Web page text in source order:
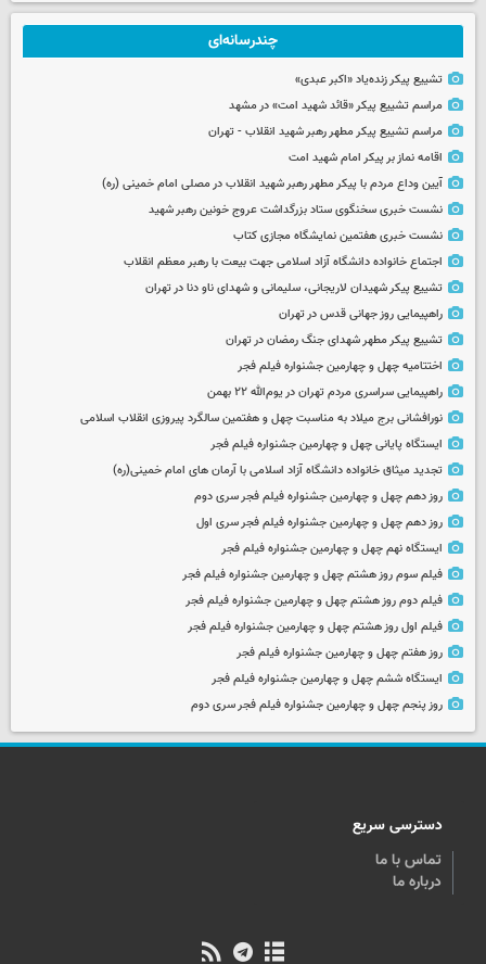
چندرسانه‌ای
تشییع پیکر زنده‌یاد «اکبر عبدی»
مراسم تشییع پیکر «قائد شهید امت» در مشهد
مراسم تشییع پیکر مطهر رهبر شهید انقلاب - تهران
اقامه نماز بر پیکر امام شهید امت
آیین وداع مردم با پیکر مطهر رهبر شهید انقلاب در مصلی امام خمینی (ره)
نشست خبری سخنگوی ستاد بزرگداشت عروج خونین رهبر شهید
نشست خبری هفتمین نمایشگاه مجازی کتاب
اجتماع خانواده دانشگاه آزاد اسلامی جهت بیعت با رهبر معظم انقلاب
تشییع پیکر شهیدان لاریجانی، سلیمانی و شهدای ناو دنا در تهران
راهپیمایی روز جهانی قدس در تهران
تشییع پیکر مطهر شهدای جنگ رمضان در تهران
اختتامیه چهل و چهارمین جشنواره فیلم فجر
راهپیمایی سراسری مردم تهران در یوم‌الله ۲۲ بهمن
نورافشانی برج میلاد به مناسبت چهل‌ و هفتمین سالگرد پیروزی انقلاب اسلامی
ایستگاه پایانی چهل و چهارمین جشنواره فیلم فجر
تجدید میثاق خانواده دانشگاه آزاد اسلامی با آرمان های امام خمینی(ره)
روز دهم چهل و چهارمین جشنواره فیلم فجر سری دوم
روز دهم چهل و چهارمین جشنواره فیلم فجر سری اول
ایستگاه نهم چهل و چهارمین جشنواره فیلم فجر
فیلم سوم روز هشتم چهل و چهارمین جشنواره فیلم فجر
فیلم دوم روز هشتم چهل و چهارمین جشنواره فیلم فجر
فیلم اول روز هشتم چهل و چهارمین جشنواره فیلم فجر
روز هفتم چهل و چهارمین جشنواره فیلم فجر
ایستگاه ششم چهل و چهارمین جشنواره فیلم فجر
روز پنجم چهل و چهارمین جشنواره فیلم فجر سری دوم
دسترسی سریع
تماس با ما
درباره ما